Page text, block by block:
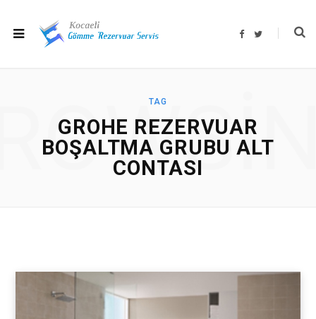
F
T
TAG
GROHE REZERVUAR
BOŞALTMA GRUBU ALT
CONTASI